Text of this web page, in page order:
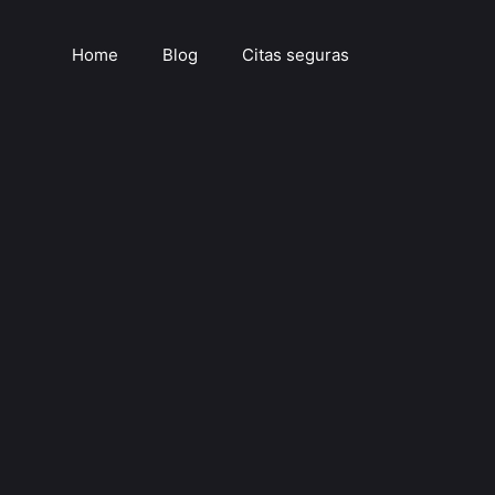
Home Blog Citas seguras